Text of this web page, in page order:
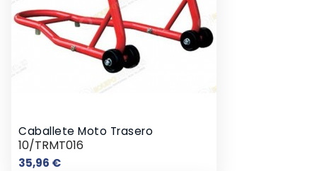
Caballete Moto Trasero
10/TRMT016
35,96 €Precio